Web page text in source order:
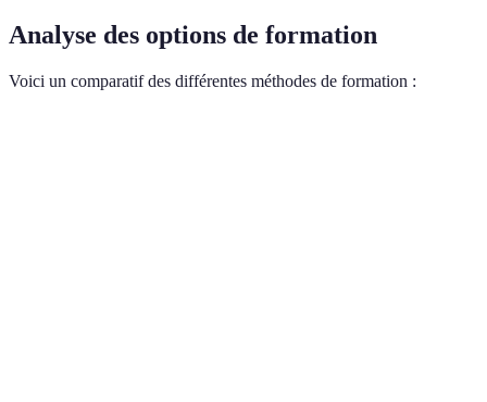
Analyse des options de formation
Voici un comparatif des différentes méthodes de formation :